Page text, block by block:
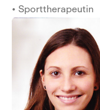
• Sporttherapeutin